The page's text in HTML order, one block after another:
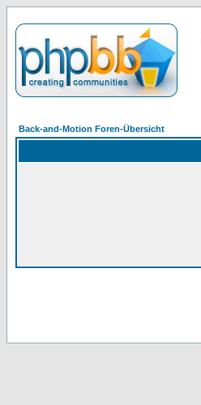
Back-and-Motion Foren-Übersicht